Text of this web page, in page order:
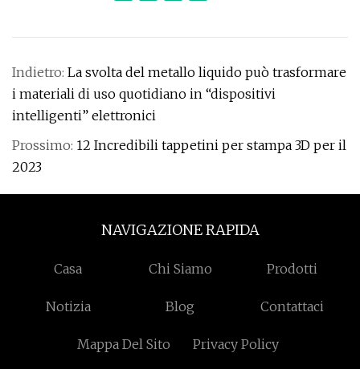
Indietro: La svolta del metallo liquido può trasformare
i materiali di uso quotidiano in “dispositivi
intelligenti” elettronici
Prossimo: 12 Incredibili tappetini per stampa 3D per il
2023
NAVIGAZIONE RAPIDA
Casa Chi Siamo Prodotti
Notizia Blog Contattaci
Mappa Del Sito Privacy Policy